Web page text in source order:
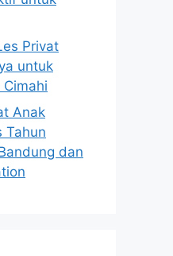
Privat
untuk
Anak
Tahun
dan